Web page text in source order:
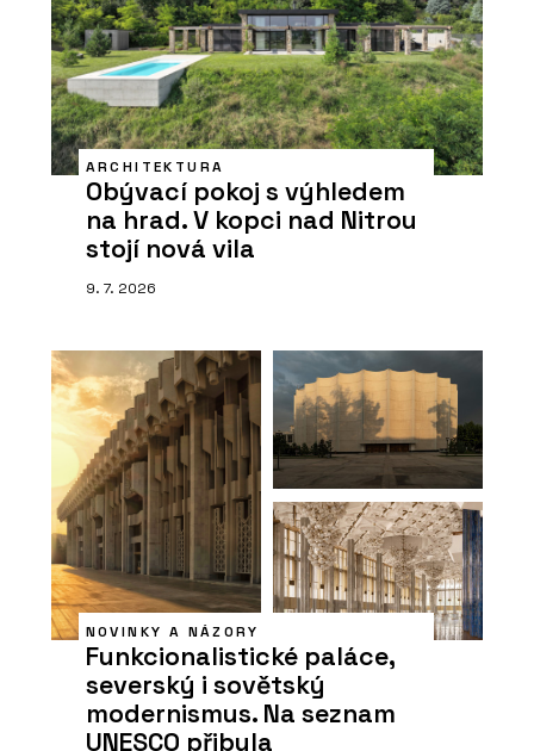
ARCHITEKTURA
Obývací pokoj s výhledem
na hrad. V kopci nad Nitrou
stojí nová vila
9. 7. 2026
NOVINKY A NÁZORY
Funkcionalistické paláce,
severský i sovětský
modernismus. Na seznam
UNESCO přibyla